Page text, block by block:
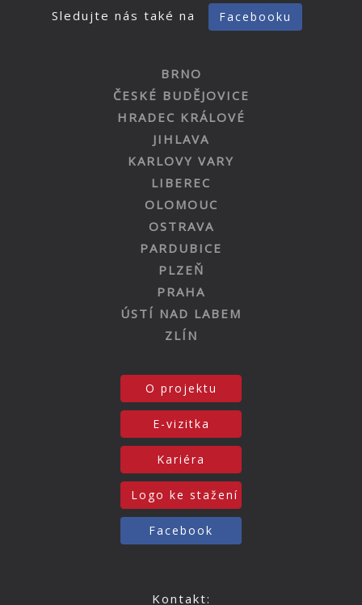
Sledujte nás také na Facebooku
BRNO
ČESKÉ BUDĚJOVICE
HRADEC KRÁLOVÉ
JIHLAVA
KARLOVY VARY
LIBEREC
OLOMOUC
OSTRAVA
PARDUBICE
PLZEŇ
PRAHA
ÚSTÍ NAD LABEM
ZLÍN
O projektu
E-vizitka
Kariéra
Logo ke stažení
Facebook
Kontakt: